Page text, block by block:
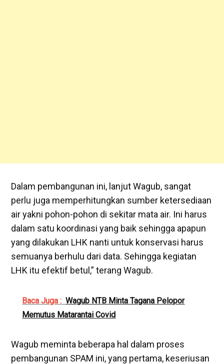
Dalam pembangunan ini, lanjut Wagub, sangat
perlu juga memperhitungkan sumber ketersediaan
air yakni pohon-pohon di sekitar mata air. Ini harus
dalam satu koordinasi yang baik sehingga apapun
yang dilakukan LHK nanti untuk konservasi harus
semuanya berhulu dari data. Sehingga kegiatan
LHK itu efektif betul,” terang Wagub.
Baca Juga : Wagub NTB Minta Tagana Pelopor
Memutus Matarantai Covid
Wagub meminta beberapa hal dalam proses
pembangunan SPAM ini, yang pertama, keseriusan